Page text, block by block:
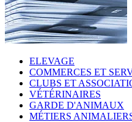
ELEVAGE
COMMERCES ET
CLUBS ET
VÉTÉRINAIRES
GARDE D'ANIMAUX
MÉTIERS